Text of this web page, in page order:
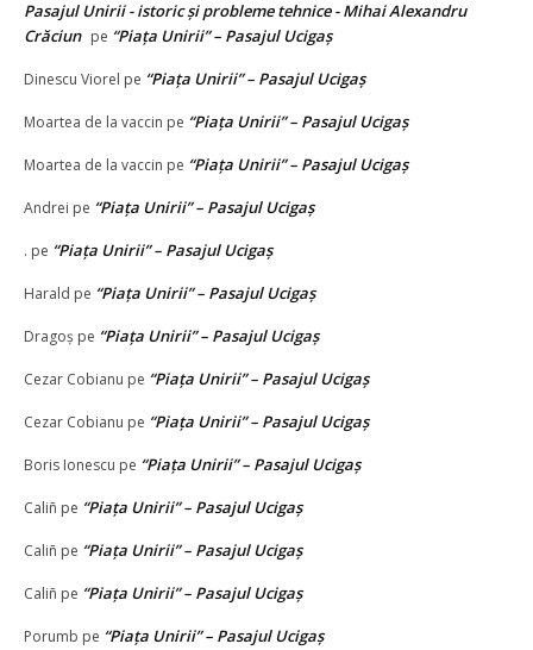
Pasajul Unirii - istoric și probleme tehnice - Mihai Alexandru
Crăciun pe “Piața Unirii” – Pasajul Ucigaș
Dinescu Viorel pe “Piața Unirii” – Pasajul Ucigaș
Moartea de la vaccin pe “Piața Unirii” – Pasajul Ucigaș
Moartea de la vaccin pe “Piața Unirii” – Pasajul Ucigaș
Andrei pe “Piața Unirii” – Pasajul Ucigaș
. pe “Piața Unirii” – Pasajul Ucigaș
Harald pe “Piața Unirii” – Pasajul Ucigaș
Dragoș pe “Piața Unirii” – Pasajul Ucigaș
Cezar Cobianu pe “Piața Unirii” – Pasajul Ucigaș
Cezar Cobianu pe “Piața Unirii” – Pasajul Ucigaș
Boris Ionescu pe “Piața Unirii” – Pasajul Ucigaș
Caliñ pe “Piața Unirii” – Pasajul Ucigaș
Caliñ pe “Piața Unirii” – Pasajul Ucigaș
Caliñ pe “Piața Unirii” – Pasajul Ucigaș
Porumb pe “Piața Unirii” – Pasajul Ucigaș